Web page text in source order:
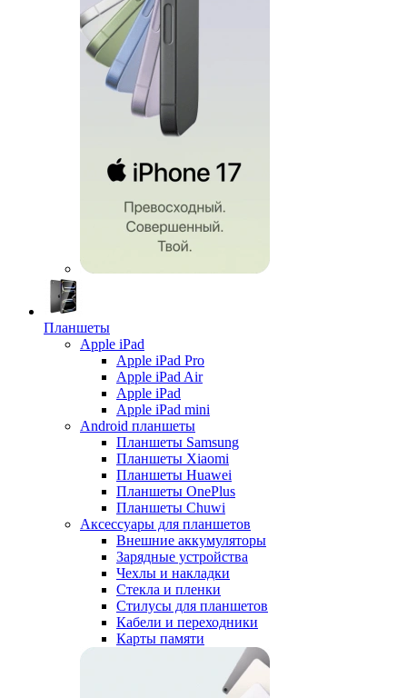
Планшеты
Apple iPad
Apple iPad Pro
Apple iPad Air
Apple iPad
Apple iPad mini
Android планшеты
Планшеты Samsung
Планшеты Xiaomi
Планшеты Huawei
Планшеты OnePlus
Планшеты Chuwi
Аксессуары для планшетов
Внешние аккумуляторы
Зарядные устройства
Чехлы и накладки
Стекла и пленки
Стилусы для планшетов
Кабели и переходники
Карты памяти